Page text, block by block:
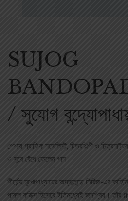
SUJOG
/ সুযোগ
পেশায় গ্রাফিক নভেলিস্ট, চিত্রশিল্পী ও
ও সুরে বেঁধে ফেলেন গান।
শীর্ষেন্দু মুখোপাধ্যায়ের অদ্ভুতুড়ে সিরিজ-এর
পারুল কমিক্স হিসেবে ইতিমধ্যেই জনপ্রিয়। তাঁর